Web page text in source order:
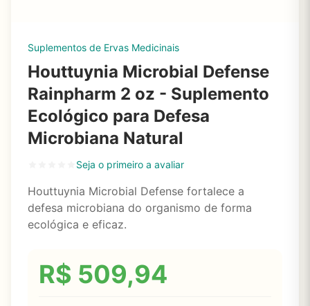
Suplementos de Ervas Medicinais
Houttuynia Microbial Defense
Rainpharm 2 oz - Suplemento
Ecológico para Defesa
Microbiana Natural
Seja o primeiro a avaliar
Houttuynia Microbial Defense fortalece a
defesa microbiana do organismo de forma
ecológica e eficaz.
R$ 509,94